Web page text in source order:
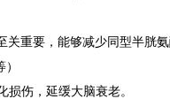
重要，能够减少同型半胱
伤，延缓大脑衰老。